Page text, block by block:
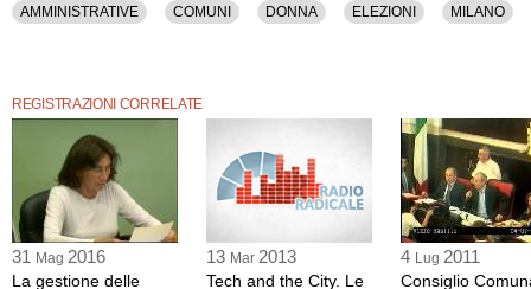
Daniela Benelli, Eva Schwarzwald, Mariolina De Luca, Cristina Tagliabue
Pisapia (candidato Sindaco del Comune di Milano).
La registrazione audio di questa manifestazione ha una durata di 1 ora e 43
AMMINISTRATIVE COMUNI DONNA ELEZIONI MILANO
REGISTRAZIONI CORRELATE
31 Mag 2016
La gestione delle
13 Mar 2013
Tech and the City. Le
4 Lug 2011
Consiglio